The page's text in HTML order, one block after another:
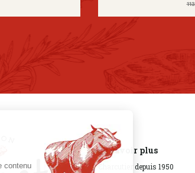
En savoir plus
Charcutier depuis 1950
contenu